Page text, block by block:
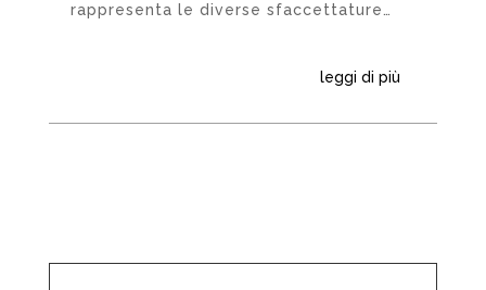
rappresenta le diverse sfaccettature…
leggi di più